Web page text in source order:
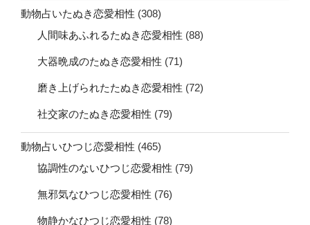
動物占いたぬき恋愛相性 (308)
人間味あふれるたぬき恋愛相性 (88)
大器晩成のたぬき恋愛相性 (71)
磨き上げられたたぬき恋愛相性 (72)
社交家のたぬき恋愛相性 (79)
動物占いひつじ恋愛相性 (465)
協調性のないひつじ恋愛相性 (79)
無邪気なひつじ恋愛相性 (76)
物静かなひつじ恋愛相性 (78)